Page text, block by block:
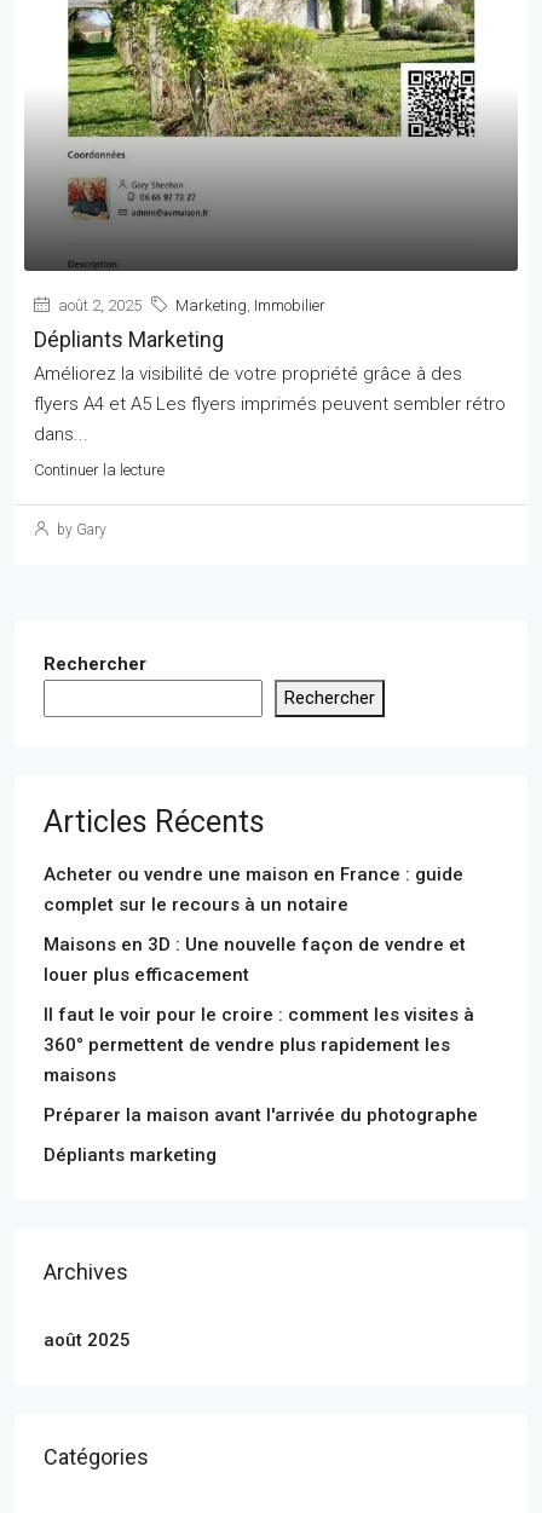
août 2, 2025 Marketing, Immobilier
Dépliants Marketing
Améliorez la visibilité de votre propriété grâce à des
flyers A4 et A5 Les flyers imprimés peuvent sembler rétro
dans...
Continuer la lecture
by Gary
Rechercher
Rechercher
Articles Récents
Acheter ou vendre une maison en France : guide
complet sur le recours à un notaire
Maisons en 3D : Une nouvelle façon de vendre et
louer plus efficacement
Il faut le voir pour le croire : comment les visites à
360° permettent de vendre plus rapidement les
maisons
Préparer la maison avant l'arrivée du photographe
Dépliants marketing
Archives
août 2025
Catégories